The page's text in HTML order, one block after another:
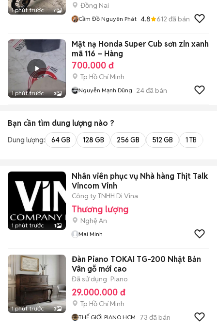
1 phút trước 7
Đồng Nai
Cầm Đồ Nguyên Phát 4.8 612 đã bán
1 phút trước 3
Mặt nạ Honda Super Cub sơn zin xanh
mã 116 – Hàng
700.000 đ
Tp Hồ Chí Minh
Nguyễn Mạnh Dũng 24đã bán
Bạn cần tìm dung lượng nào ?
Dung lượng: 64 GB 128 GB 256 GB 512 GB 1 TB
1 phút trước 1
Nhân viên phục vụ Nhà hàng Thịt Talk
Vincom Vinh
Công ty TNHH Di Vina
Thương lượng
Nghệ An
Mai Minh
1 phút trước 3
Đàn Piano TOKAI TG-200 Nhật Bản
Vân gỗ mới cao
Đã sử dụng Piano
29.000.000 đ
Tp Hồ Chí Minh
THẾ GIỚI PIANO HCM 73 đã bán